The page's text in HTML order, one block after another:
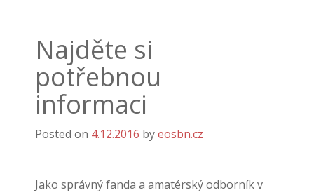
Najděte si
potřebnou
informaci
Posted on 4.12.2016 byeosbn.cz
Jako správný fanda a amatérský odborník v